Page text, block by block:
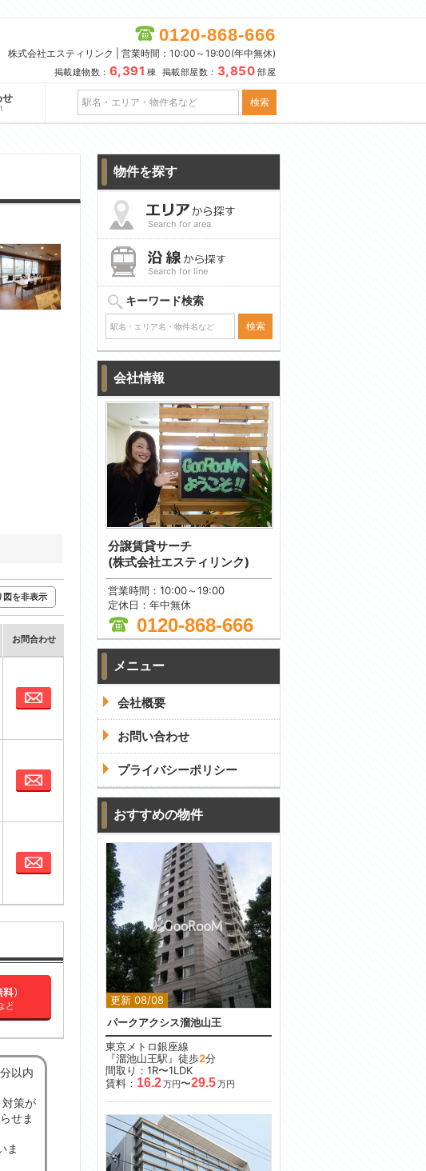
0120-868-666
株式会社エスティリンク | 営業時間：10:00～19:00(年中無休)
掲載建物数： 6,391 棟 掲載部屋数： 3,850 部屋
せ
を非表示
お問合わせ
お問合わせ
お問合わせ
お問合わせ
以内
策が
せま
ま
物件を探す
Search for area
Search for line
キーワード検索
会社情報
分譲賃貸サーチ
(株式会社エスティリンク)
営業時間：10:00～19:00
定休日：年中無休
0120-868-666
メニュー
会社概要
お問い合わせ
プライバシーポリシー
おすすめの物件
更新 08/08
パークアクシス溜池山王
東京メトロ銀座線
『溜池山王駅』徒歩2分
間取り：1R〜1LDK
賃料： 16.2万円〜29.5万円